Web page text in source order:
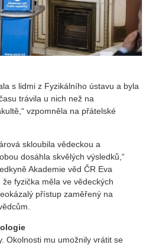
s lidmi z Fyzikálního ústavu a byla
trávila u nich než na
vzpomněla na přátelské
skloubila vědeckou a
dosáhla skvělých výsledků,“
Akademie věd ČR Eva
fyzička měla ve vědeckých
přístup zaměřený na
Okolnosti mu umožnily vrátit se